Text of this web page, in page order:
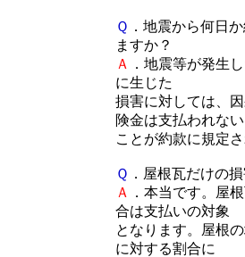
Ｑ ．地震から何日
ますか？
Ａ
．地震等が発生
に生じた
損害に対しては、
険金は支払われない
ことが約款に規定さ
Ｑ ．屋根瓦だけの
Ａ
．本当です。屋
合は支払いの対象
となります。屋根
に対する割合に